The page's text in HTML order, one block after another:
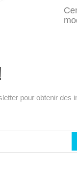
pour obtenir des